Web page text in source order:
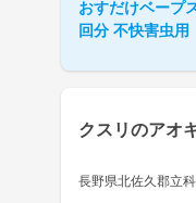
おすだけベープ
回分 不快害虫用
クスリのアオ
長野県北佐久郡立